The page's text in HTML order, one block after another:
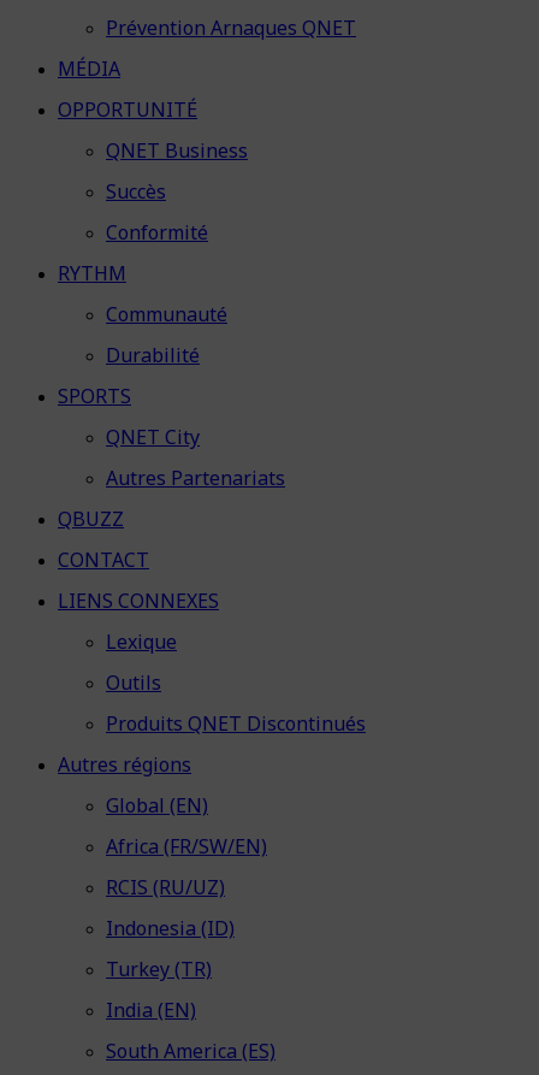
Prévention Arnaques QNET
MÉDIA
OPPORTUNITÉ
QNET Business
Succès
Conformité
RYTHM
Communauté
Durabilité
SPORTS
QNET City
Autres Partenariats
QBUZZ
CONTACT
LIENS CONNEXES
Lexique
Outils
Produits QNET Discontinués
Autres régions
Global (EN)
Africa (FR/SW/EN)
RCIS (RU/UZ)
Indonesia (ID)
Turkey (TR)
India (EN)
South America (ES)